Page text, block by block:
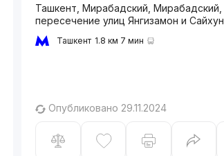
Ташкент, Мирабадский, Мирабадский,
пересечение улиц Янгизамон и Сайхун
Ташкент 1.8 км 7 мин
Опубликовано 29.11.2024